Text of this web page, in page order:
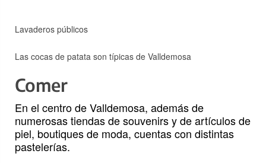
Lavaderos públicos
Las cocas de patata son típicas de Valldemosa
Comer
En el centro de Valldemosa, además de
numerosas tiendas de souvenirs y de artículos de
piel, boutiques de moda, cuentas con distintas
pastelerías.